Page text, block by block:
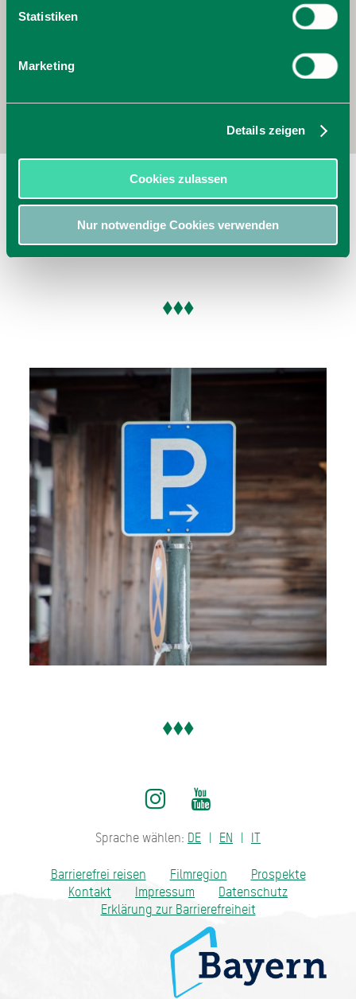
Statistiken
Marketing
Details zeigen
Cookies zulassen
Nur notwendige Cookies verwenden
Parkplatz Bahnnholz
Aurachstraße
Schliersee
Sprache wählen: DE EN IT
Barrierefrei reisen Filmregion
Prospekte
Kontakt
Impressum
Datenschutz
Erklärung zur Barrierefreiheit